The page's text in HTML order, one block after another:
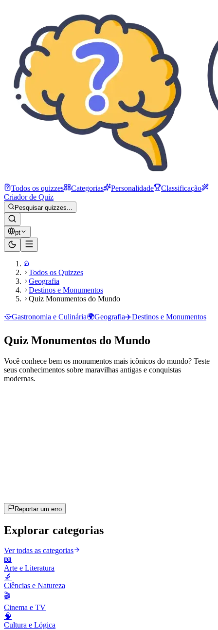
Todos os quizzes Categorias Personalidade
Classificação
Criador de Quiz
Pesquisar quizzes...
pt
Todos os Quizzes
Geografia
Destinos e Monumentos
Quiz Monumentos do Mundo
🥘Gastronomia e Culinária🌍Geografia✈️Destinos e Monumentos
Quiz Monumentos do Mundo
Você conhece bem os monumentos mais icônicos do mundo? Teste
seus conhecimentos sobre maravilhas antigas e conquistas
modernas.
Reportar um erro
Explorar categorias
Ver todas as categorias
📖
Arte e Literatura
🔬
Ciências e Natureza
🎬
Cinema e TV
🧠
Cultura e Lógica